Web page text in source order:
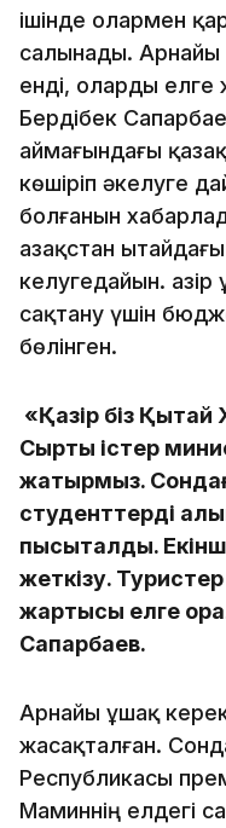
ішінде олармен
салынады.
енді, оларды елге
Бердібек
аймағындағы
көшіріп әкелуге
болғанын
Қазақстан
келугедайын.
сақтану үшін
бөлінген.
«Қазір біз
Сыртқы істер
жатырмыз.
студенттерді
пысықталды.
жеткізу.
жартысы елге
Сапарбаев.
Арнайы ұшақ
жасақталған.
Республикасы
Маминнің елдегі